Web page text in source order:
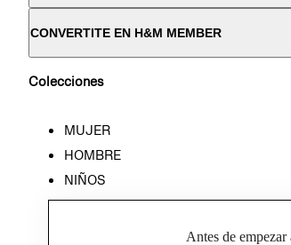
CONVERTITE EN H&M MEMBER
Colecciones
MUJER
HOMBRE
NIÑOS
HOME
Antes de empezar